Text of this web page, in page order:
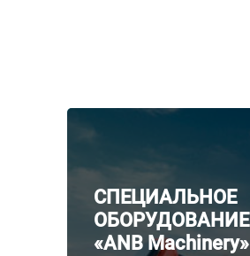
СПЕЦИАЛЬНОЕ
ОБОРУДОВАНИЕ
«ANB Machinery»